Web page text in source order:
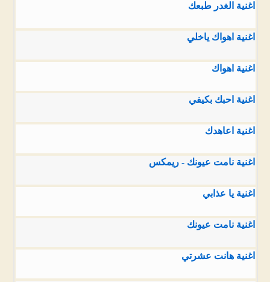
اغنية الغدر طبعك
اغنية اهواك ياخلي
اغنية اهواك
اغنية احبك بكيفي
اغنية اعاهدك
اغنية نامت عيونك - ريمكس
اغنية يا عذابي
اغنية نامت عيونك
اغنية هانت عشرتي